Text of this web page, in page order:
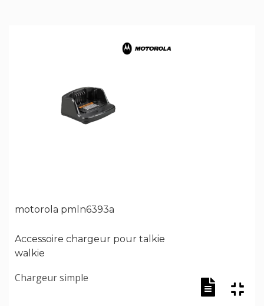
motorola pmln6393a
Accessoire chargeur pour talkie
walkie
Chargeur simple